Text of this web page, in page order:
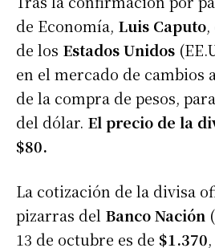
de Economía, Luis Caputo
de los Estados Unidos
en el mercado de cambios
de la compra de pesos,
del dólar. El precio de la
$80.
La cotización de la divisa
pizarras del Banco Nación
13 de octubre es de $1.370